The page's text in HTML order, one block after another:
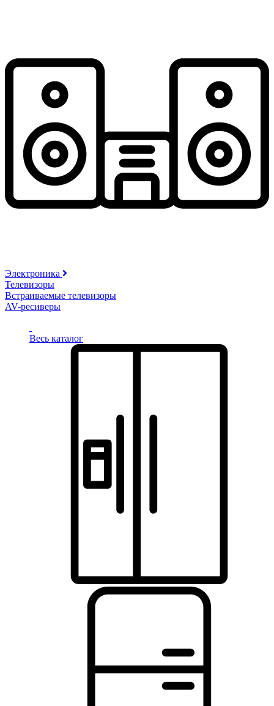
Электроника
Телевизоры
Встраиваемые телевизоры
AV-ресиверы
Весь каталог